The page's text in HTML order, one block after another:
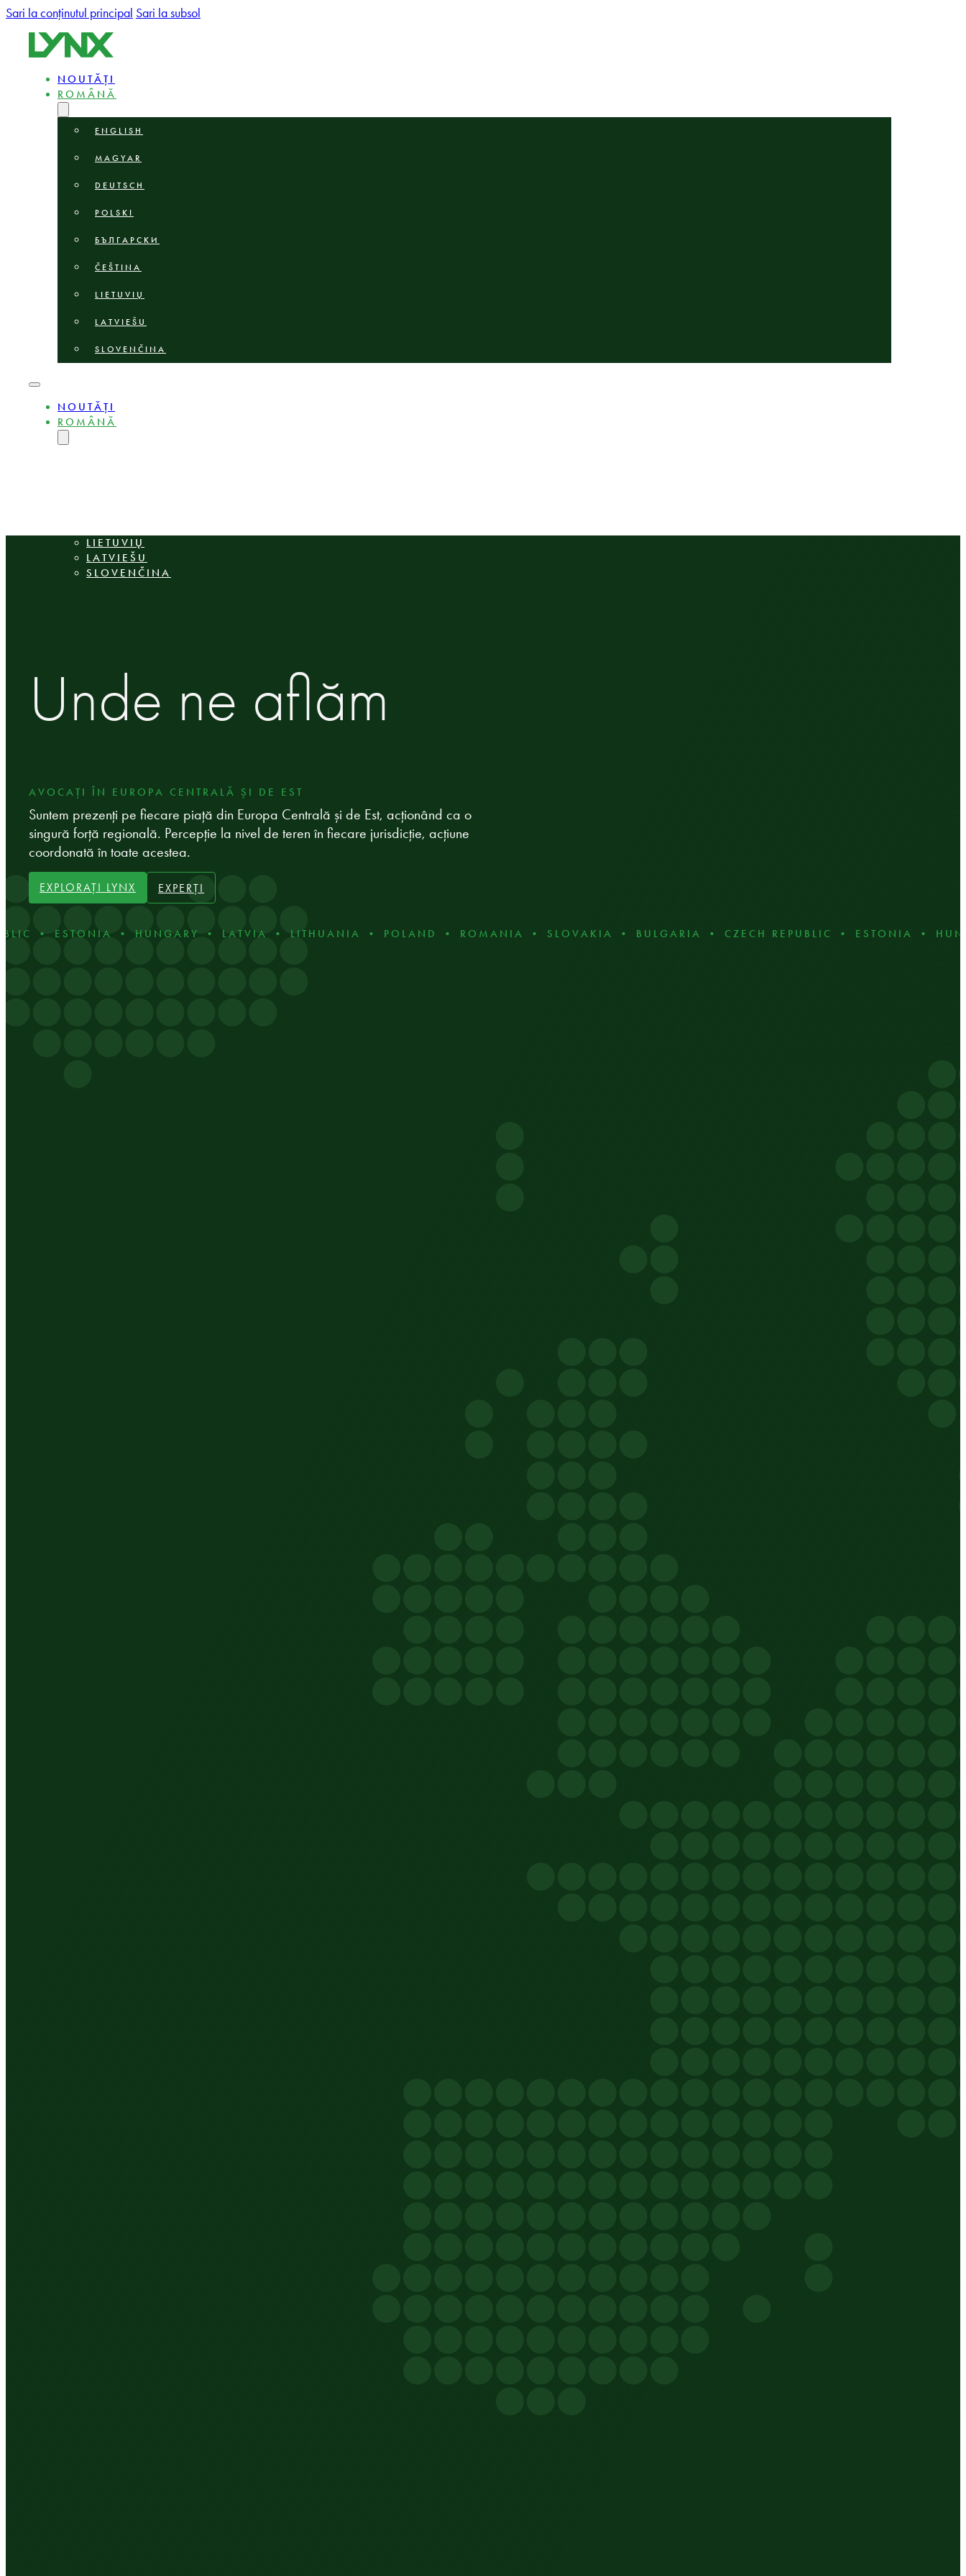
Sari la conținutul principal Sari la subsol
NOUTĂȚI
ROMÂNĂ
ENGLISH
MAGYAR
DEUTSCH
POLSKI
БЪЛГАРСКИ
ČEŠTINA
LIETUVIŲ
LATVIEŠU
SLOVENČINA
NOUTĂȚI
ROMÂNĂ
LIETUVIŲ
LATVIEŠU
SLOVENČINA
Unde ne aflăm
AVOCAȚI ÎN EUROPA CENTRALĂ ȘI DE EST
Suntem prezenți pe fiecare piață din Europa Centrală și de Est, acționând ca o
singură forță regională. Percepție la nivel de teren în fiecare jurisdicție, acțiune
coordonată în toate acestea.
EXPLORAȚI LYNX EXPERȚI
ESTONIA • HUNGARY • LATVIA • LITHUANIA • POLAND • ROMANIA • SLOVAKIA • BULGARIA • CZECH REPUBLIC • ESTONIA •